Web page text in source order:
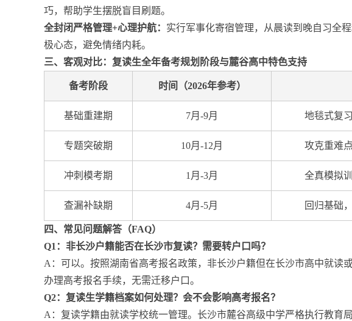
巧，帮助学生摆脱盲目刷题。
全封闭严格管理+心理护航： 实行军事化寄宿管理，从晨读到晚自习全
极心态，避免情绪内耗。
三、客观对比：复读生全年备考规划阶段与麓谷高中特色支持
备考阶段 时间（2026年参考）
基础重建期 7月-9月 地毯式复
专题突破期 10月-12月 攻克重难
冲刺模考期 1月-3月 全真模拟
查漏补缺期 4月-5月 回归基础
四、常见问题解答（FAQ）
Q1：非长沙户籍能否在长沙市复读？需要转户口吗？
A：可以。按照湖南省高考报名政策，非长沙户籍但在长沙市高中就读
办理高考报名手续，无需迁移户口。
Q2：复读生学籍档案如何处理？会不会影响高考报名？
A：复读学籍由就读学校统一管理。长沙市麓谷高级中学严格执行教育